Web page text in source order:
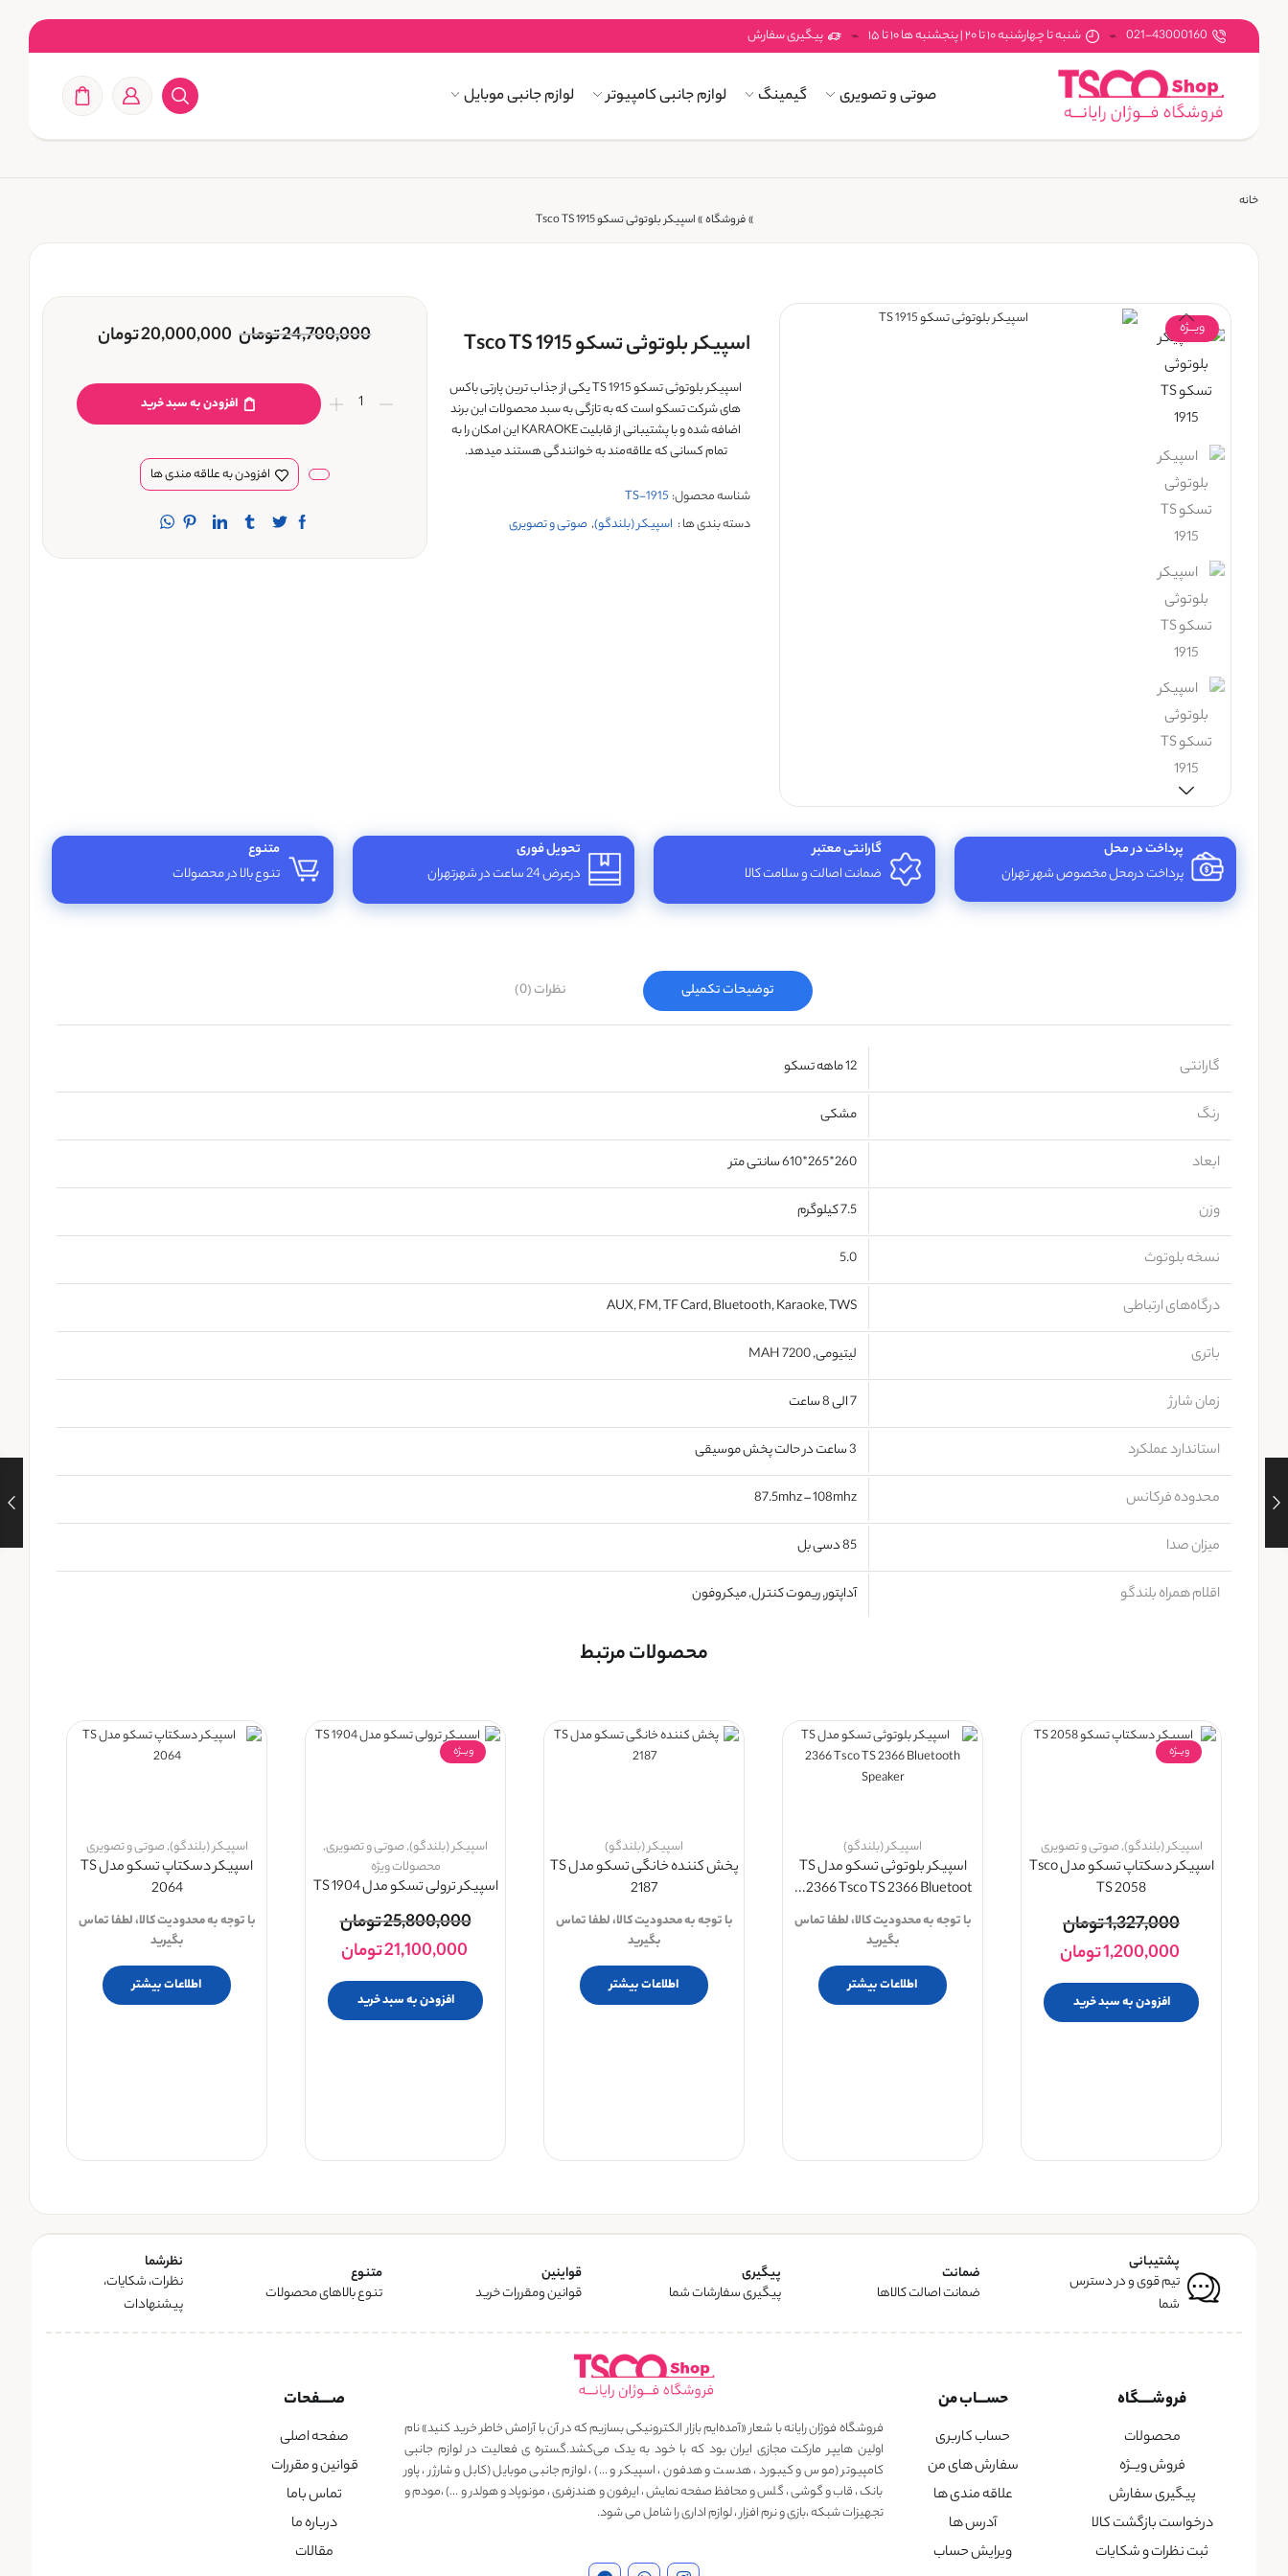
021-43000160 شنبه تا چهارشنبه ۱۰ تا ۲۰ | پنجشنبه ها ۱۰ تا ۱۵ پیگیری سفارش
صوتی و تصویری گیمینگ لوازم جانبی کامپیوتر لوازم جانبی موبایل
خانه
»فروشگاه»اسپیکر بلوتوثی تسکو Tsco TS 1915
ویـــژه
اسپیکر بلوتوثی تسکو Tsco TS 1915
اسپیکر بلوتوثی تسکو TS 1915 یکی از جذاب ترین پارتی باکس
های شرکت تسکو است که به تازگی به سبد محصولات این برند
اضافه شده و با پشتیبانی از قابلیت KARAOKE این امکان را به
تمام کسانی که علاقه‌مند به خوانندگی هستند میدهد.
شناسه محصول: TS-1915
دسته بندی ها : اسپیکر (بلندگو), صوتی و تصویری
24,700,000تومان 20,000,000تومان
افزودن به سبد خرید
افزودن به علاقه مندی ها
پرداخت در محل
پرداخت درمحل مخصوص شهر تهران
گارانتی معتبر
ضمانت اصالت و سلامت کالا
تحویل فوری
درعرض 24 ساعت در شهرتهران
متنوع
تنوع بالا در محصولات
توضیحات تکمیلی نظرات (0)
گارانتی 12 ماهه تسکو
رنگ مشکی
ابعاد 260*265*610 سانتی متر
وزن 7.5 کیلوگرم
نسخه بلوتوث 5.0
درگاه‌های ارتباطی AUX, FM, TF Card, Bluetooth, Karaoke, TWS
باتری لیتیومی,
7200 MAH
زمان شارژ 7 الی 8 ساعت
استاندارد عملکرد 3 ساعت در حالت پخش موسیقی
محدوده فرکانس 87.5mhz – 108mhz
میزان صدا 85 دسی بل
اقلام همراه بلندگو آداپتور, ریموت کنترل, میکروفون
محصولات مرتبط
ویــژه
اسپیکر (بلندگو),صوتی و تصویری
اسپیکر دسکتاپ تسکو مدل Tsco
TS 2058
1,327,000تومان
1,200,000تومان
افزودن به سبد خرید
اسپیکر (بلندگو)
اسپیکر بلوتوثی تسکو مدل TS
2366 Tsco TS 2366 Bluetoot...
با توجه به محدودیت کالا، لطفا تماس
بگیرید
اطلاعات بیشتر
اسپیکر (بلندگو)
پخش کننده خانگی تسکو مدل TS
2187
با توجه به محدودیت کالا، لطفا تماس
بگیرید
اطلاعات بیشتر
ویــژه
اسپیکر (بلندگو),صوتی و تصویری,
محصولات ویژه
اسپیکر ترولی تسکو مدل TS 1904
25,800,000تومان
21,100,000تومان
افزودن به سبد خرید
اسپیکر (بلندگو),صوتی و تصویری
اسپیکر دسکتاپ تسکو مدل TS
2064
با توجه به محدودیت کالا، لطفا تماس
بگیرید
اطلاعات بیشتر
پشتیبانی
تیم قوی و در دسترس
شما
ضمانت
ضمانت اصالت کالاها
پیگیری
پیگیری سفارشات شما
قواینین
قوانین ومقررات خرید
متنوع
تنوع بالاهای محصولات
نظرشما
نظرات، شکایات،
پیشنهادات
فروشــــگاه
محصولات
فروش ویــژه
پیگیری سفارش
درخواست بازگشت کالا
ثبت نظرات و شکایات
حســـاب من
حساب کاربری
سفارش های من
علاقه مندی ها
آدرس ها
ویرایش حساب
فروشگاه فوژان رایانه با شعار «آمده‌ایم بازار الکترونیکی بسازیم که در آن با آرامش خاطر خرید کنید» نام
اولین هایپر مارکت مجازی ایران بود که با خود به یدک می‌کشد.گستره ی فعالیت در لوازم جانبی
کامپیوتر (موس و کیبورد ، هدست و هدفون ، اسپیکر و …) ، لوازم جانبی موبایل (کابل و شارژر ، پاور
بانک ، قاب و گوشی ، گلس و محافظ صفحه نمایش ، ایرفون و هندزفری ، مونوپاد و هولدر و …) ،مودم و
تجهیزات شبکه ،بازی و نرم افزار ، لوازم اداری را شامل می شود.
صــــفحات
صفحه اصلی
قوانین و مقررات
تماس باما
درباره ما
مقالات